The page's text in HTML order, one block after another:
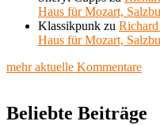
Haus für Mozart,
Klassikpunk zu
Haus für Mozart,
mehr aktuelle Kommentare
Beliebte Beiträge